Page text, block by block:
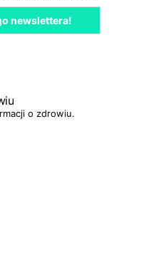
o zdrowiu.